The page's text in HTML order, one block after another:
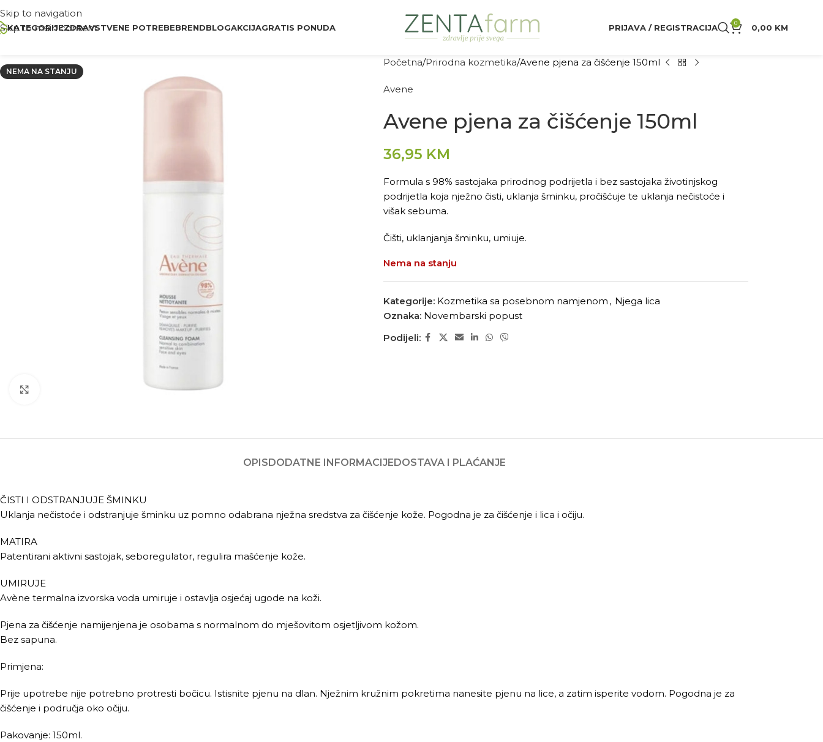
Skip to navigation
Skip to main content
KATEGORIJEZDRAVSTVENE POTREBEBRENDBLOGAKCIJAGRATIS PONUDA PRIJAVA / REGISTRACIJA 0 0,00 KM
NEMA NA STANJU
Početna Prirodna kozmetika Avene pjena za čišćenje 150ml
Avene
Avene pjena za čišćenje 150ml
36,95 KM
Formula s 98% sastojaka prirodnog podrijetla i bez sastojaka životinjskog
podrijetla koja nježno čisti, uklanja šminku, pročišćuje te uklanja nečistoće i
višak sebuma.
Čišti, uklanjanja šminku, umiuje.
Nema na stanju
Kategorije: Kozmetika sa posebnom namjenom , Njega lica
Oznaka: Novembarski popust
Podijeli:
OPISDODATNE INFORMACIJEDOSTAVA I PLAĆANJE
ČISTI I ODSTRANJUJE ŠMINKU
Uklanja nečistoće i odstranjuje šminku uz pomno odabrana nježna sredstva za čišćenje kože. Pogodna je za čišćenje i lica i očiju.
MATIRA
Patentirani aktivni sastojak, seboregulator, regulira mašćenje kože.
UMIRUJE
Avène termalna izvorska voda umiruje i ostavlja osjećaj ugode na koži.
Pjena za čišćenje namijenjena je osobama s normalnom do mješovitom osjetljivom kožom.
Bez sapuna.
Primjena:
Prije upotrebe nije potrebno protresti bočicu. Istisnite pjenu na dlan. Nježnim kružnim pokretima nanesite pjenu na lice, a zatim isperite vodom. Pogodna je za
čišćenje i područja oko očiju.
Pakovanje: 150ml.